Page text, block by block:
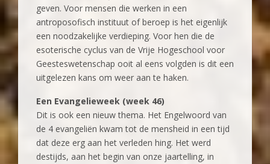
geven. Voor mensen die werken in een
antroposofisch instituut of beroep is het eigenlijk
een noodzakelijke verdieping. Voor hen die de
esoterische cyclus van de Vrije Hogeschool voor
Geesteswetenschap ooit al eens volgden is dit een
uitgelezen kans om weer aan te haken.
Een Evangelieweek (week 46)
Dit is ook een nieuw thema. Het Engelwoord van
de 4 evangeliën kwam tot de mensheid in een tijd
dat deze erg aan het verleden hing. Het werd
destijds, aan het begin van onze jaartelling, in